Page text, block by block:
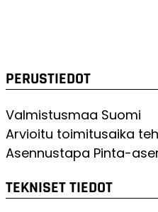
PERUSTIEDOT
Valmistusmaa Suomi
Arvioitu toimitusaika
Asennustapa Pinta-
TEKNISET TIEDOT